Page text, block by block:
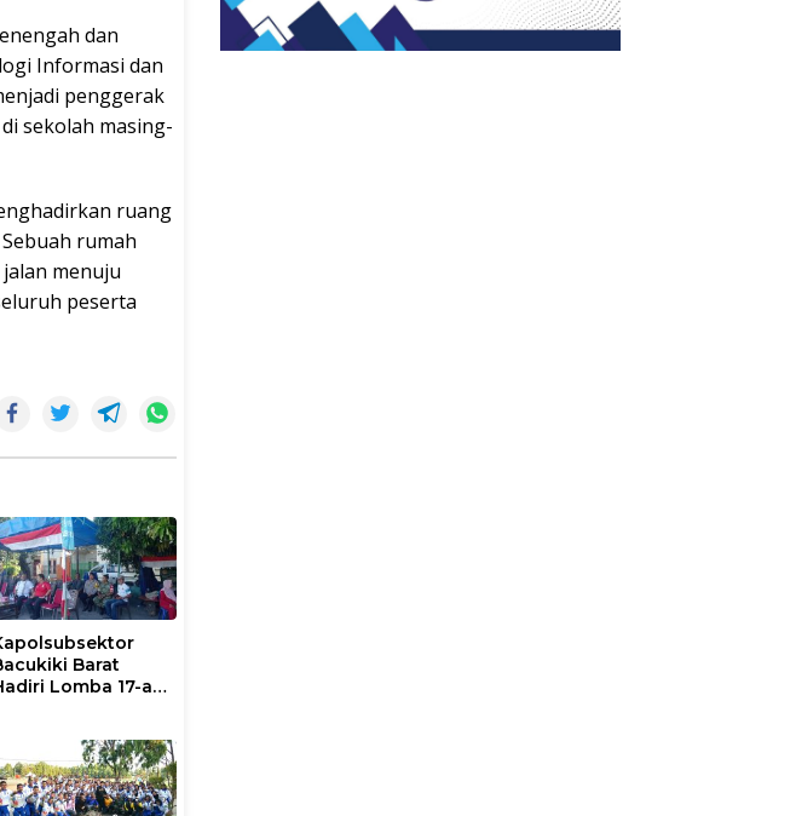
dan
Informasi dan
penggerak
sekolah masing-
ruang
rumah
menuju
peserta
Barat
Lomba 17-an
Kamtibmas